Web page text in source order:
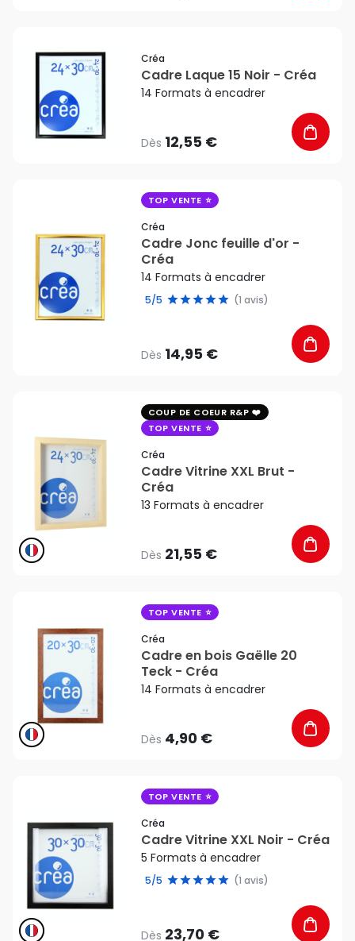
Créa
Cadre Laque 15 Noir - Créa
14 Formats à encadrer
Dès 12,55 €
TOP VENTE
Créa
Cadre Jonc feuille d'or -
Créa
14 Formats à encadrer
5/5 (1 avis)
Dès 14,95 €
COUP DE COEUR R&P
TOP VENTE
Créa
Cadre Vitrine XXL Brut -
Créa
13 Formats à encadrer
Dès 21,55 €
TOP VENTE
Créa
Cadre en bois Gaëlle 20
Teck - Créa
14 Formats à encadrer
Dès 4,90 €
TOP VENTE
Créa
Cadre Vitrine XXL Noir - Créa
5 Formats à encadrer
5/5 (1 avis)
Dès 23,70 €